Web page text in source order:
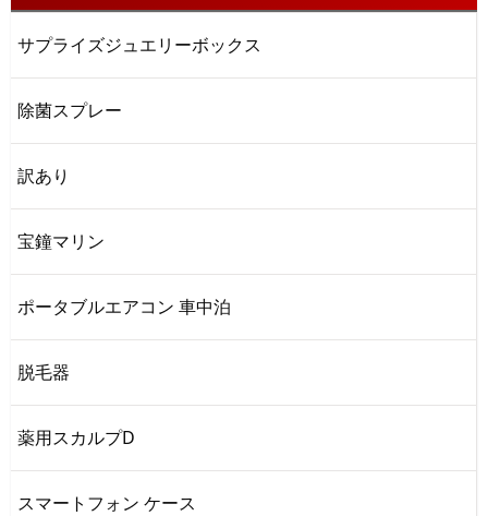
サプライズジュエリーボックス
除菌スプレー
訳あり
宝鐘マリン
ポータブルエアコン 車中泊
脱毛器
薬用スカルプD
スマートフォン ケース